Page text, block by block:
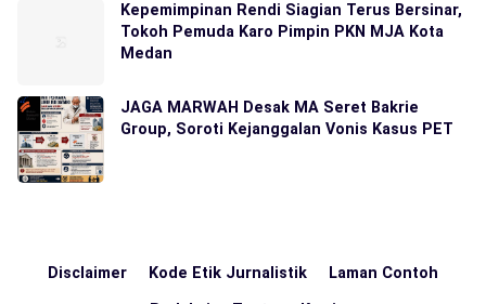
Kepemimpinan Rendi Siagian Terus Bersinar,
Tokoh Pemuda Karo Pimpin PKN MJA Kota
Medan
JAGA MARWAH Desak MA Seret Bakrie
Group, Soroti Kejanggalan Vonis Kasus PET
Disclaimer Kode Etik Jurnalistik Laman Contoh